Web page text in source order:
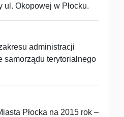
ul. Okopowej w Płocku.
administracji
samorządu terytorialnego
Płocka na 2015 rok –